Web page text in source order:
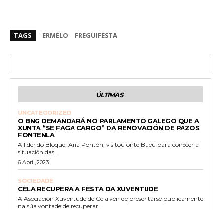
TAGS ERMELO FREGUIFESTA
ÚLTIMAS
UNCATEGORIZED
O BNG DEMANDARÁ NO PARLAMENTO GALEGO QUE A
XUNTA “SE FAGA CARGO” DA RENOVACIÓN DE PAZOS
FONTENLA
A líder do Bloque, Ana Pontón, visitou onte Bueu para coñecer a
situación das...
6 Abril, 2023
SOCIEDADE
CELA RECUPERA A FESTA DA XUVENTUDE
A Asociación Xuventude de Cela vén de presentarse publicamente
na súa vontade de recuperar...